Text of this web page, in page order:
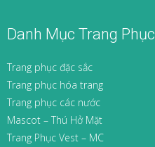
Danh Mục Trang Phục
Trang phục đặc sắc
Trang phục hóa trang
Trang phục các nước
Mascot – Thú Hở Mặt
Trang Phục Vest – MC